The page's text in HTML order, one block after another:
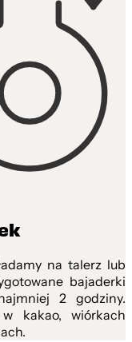
na talerz lub
bajaderki
2 godziny.
kakao, wiórkach